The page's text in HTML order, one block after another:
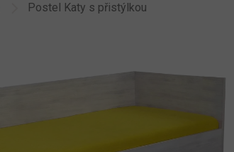
Postel Katy s přistýlkou